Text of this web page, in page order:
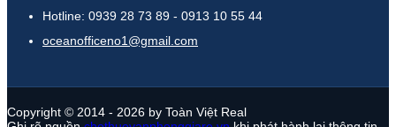
Hotline: 0939 28 73 89 - 0913 10 55 44
oceanofficeno1@gmail.com
Copyright © 2014 - 2026 by Toàn Việt Real